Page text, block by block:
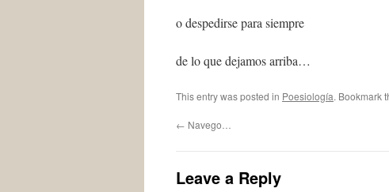
o despedirse para siempre
de lo que dejamos arriba…
This entry was posted in Poesiología. Bookmark
← Navego…
Leave a Reply